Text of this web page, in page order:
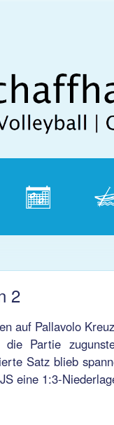
Kalender
2
auf Pallavolo
Partie
Satz blieb
eine 1:3-